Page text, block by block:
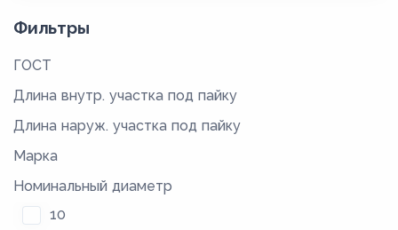
Фильтры
ГОСТ
Длина внутр. участка под пайку
Длина наруж. участка под пайку
Марка
Номинальный диаметр
10